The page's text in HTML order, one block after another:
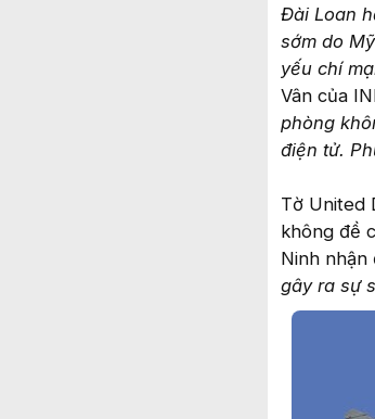
Đài Loan
sớm do
yếu chí
Vân của
phòng
điện tử.
Tờ United
không đề
Ninh nhận
gây ra sự